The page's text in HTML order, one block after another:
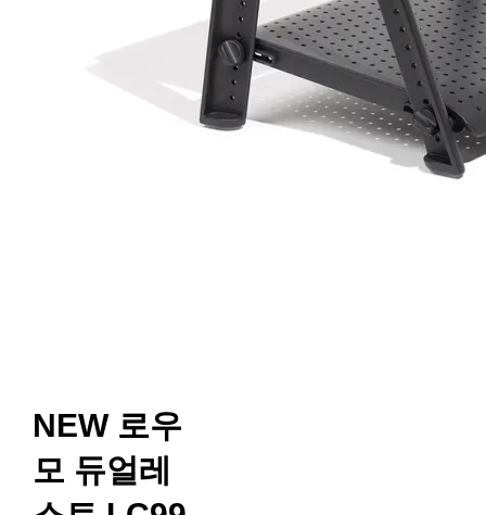
NEW 로우
모 듀얼레